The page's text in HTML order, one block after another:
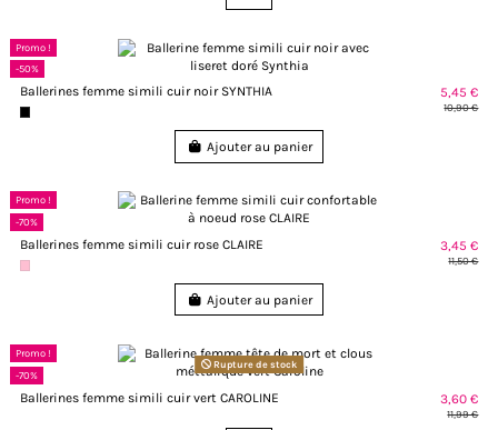
Promo !
-50%
Ballerines femme simili cuir noir SYNTHIA 5,45 €
10,90 €
Ajouter au panier
Promo !
-70%
Ballerines femme simili cuir rose CLAIRE 3,45 €
11,50 €
Ajouter au panier
Promo !
-70%
Rupture de stock
Ballerines femme simili cuir vert CAROLINE 3,60 €
11,99 €